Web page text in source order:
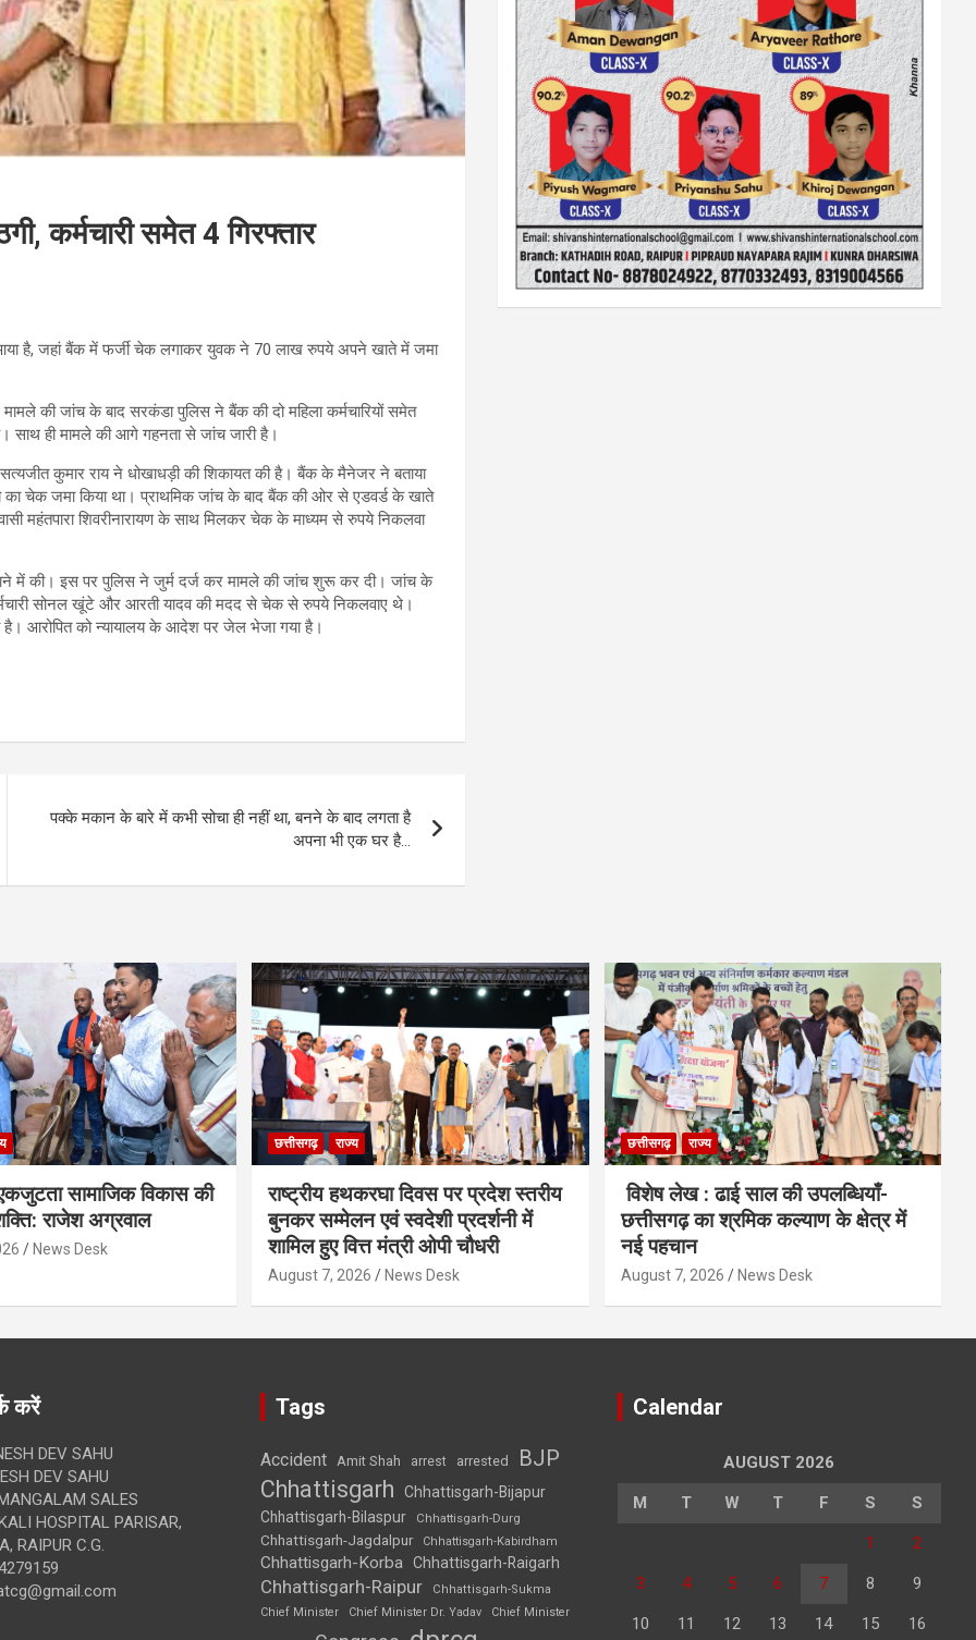
कर्मचारी समेत 4 गिरफ्तार
है, जहां बैंक में फर्जी चेक लगाकर युवक ने 70 लाख रुपये अपने खाते में जमा
की जांच के बाद सरकंडा पुलिस ने बैंक की दो महिला कर्मचारियों समेत
साथ ही मामले की आगे गहनता से जांच जारी है।
कुमार राय ने धोखाधड़ी की शिकायत की है। बैंक के मैनेजर ने बताया
चेक जमा किया था। प्राथमिक जांच के बाद बैंक की ओर से एडवर्ड के खाते
महंतपारा शिवरीनारायण के साथ मिलकर चेक के माध्यम से रुपये निकलवा
में की। इस पर पुलिस ने जुर्म दर्ज कर मामले की जांच शुरू कर दी। जांच के
सोनल खूंटे और आरती यादव की मदद से चेक से रुपये निकलवाए थे।
है। आरोपित को न्यायालय के आदेश पर जेल भेजा गया है।
पक्के मकान के बारे में कभी सोचा ही नहीं था, बनने के बाद लगता है
अपना भी एक घर है…
सामाजिक विकास की
राजेश अग्रवाल
News Desk
छत्तीसगढ़ राज्य
राष्ट्रीय हथकरघा दिवस पर प्रदेश स्तरीय
बुनकर सम्मेलन एवं स्वदेशी प्रदर्शनी में
शामिल हुए वित्त मंत्री ओपी चौधरी
August 7, 2026 News Desk
छत्तीसगढ़ राज्य
विशेष लेख : ढाई साल की उपलब्धियाँ-
छत्तीसगढ़ का श्रमिक कल्याण के क्षेत्र में
नई पहचान
August 7, 2026 News Desk
करें
DEV SAHU
DEV SAHU
SALES
HOSPITAL PARISAR,
RAIPUR C.G.
Tags
Accident Amit Shah arrest arrested BJP
Chhattisgarh
Chhattisgarh-Bijapur
Chhattisgarh-Bilaspur
Chhattisgarh-Durg
Chhattisgarh-Jagdalpur Chhattisgarh-Kabirdham
Chhattisgarh-Korba Chhattisgarh-Raigarh
Chhattisgarh-Raipur
Chhattisgarh-Sukma
Chief Minister
Chief Minister Dr. Yadav Chief Minister
Calendar
AUGUST 2026
M T W T F S S
1 2
3 4 5 6 7 8 9
10 11 12 13 14 15 16